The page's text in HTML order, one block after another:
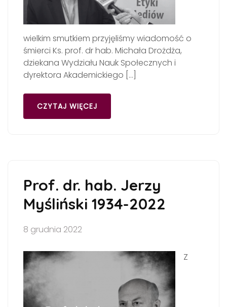
wielkim smutkiem przyjęliśmy wiadomość o
śmierci Ks. prof. dr hab. Michała Drożdża,
dziekana Wydziału Nauk Społecznych i
dyrektora Akademickiego […]
CZYTAJ WIĘCEJ
Prof. dr. hab. Jerzy
Myśliński 1934-2022
8 grudnia 2022
Z